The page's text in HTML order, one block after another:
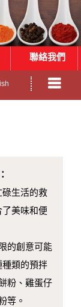
聯絡我們
生活的救
了美味和便
的創意可能
類的預拌
粉、雞蛋仔
等。